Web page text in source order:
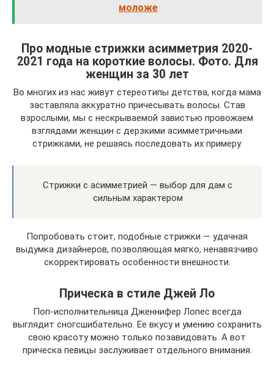
моложе
Про модные стрижки асимметрия 2020-
2021 года на короткие волосы. Фото. Для
женщин за 30 лет
Во многих из нас живут стереотипы детства, когда мама
заставляла аккуратно причесывать волосы. Став
взрослыми, мы с нескрываемой завистью провожаем
взглядами женщин с дерзкими асимметричными
стрижками, не решаясь последовать их примеру.
Стрижки с асимметрией — выбор для дам с
сильным характером
Попробовать стоит, подобные стрижки — удачная
выдумка дизайнеров, позволяющая мягко, ненавязчиво
скорректировать особенности внешности.
Прическа в стиле Джей Ло
Поп-исполнительница Дженнифер Лопес всегда
выглядит сногсшибательно. Ее вкусу и умению сохранить
свою красоту можно только позавидовать. А вот
прическа певицы заслуживает отдельного внимания.